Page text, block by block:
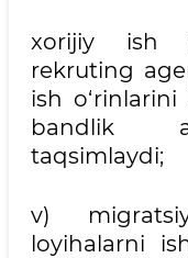
xorijiy ish
rekruting
ish
bandlik
taqsimlaydi;
v)
loyihalarni